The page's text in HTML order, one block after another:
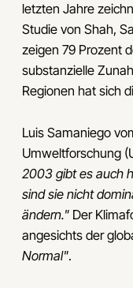
letzten Jahre
Studie von Shah,
zeigen 79 Prozent
substanzielle
Regionen hat sich
Luis Samaniego
Umweltforschung
2003 gibt es auch
sind sie nicht
ändern." Der
angesichts der
Normal".